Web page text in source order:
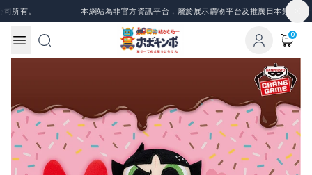
Skip to content
有。 本網站為非官方資訊平台，屬於展示購物平台及推廣日本景品、一
0